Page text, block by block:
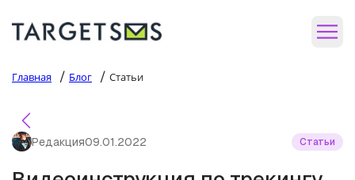
Главная / Блог / Статьи
Редакция09.01.2022 Статьи